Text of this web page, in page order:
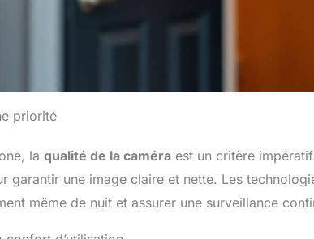
priorité
la qualité de la caméra est un critère
garantir une image claire et nette. Les
même de nuit et assurer une surveillance